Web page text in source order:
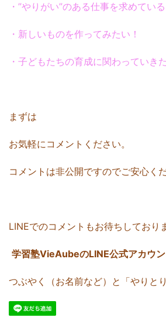
・”やりがい”のある仕事を求めている
・新しいものを作ってみたい！
・子どもたちの育成に関わっていき
まずは
お気軽にコメントください。
コメントは非公開ですのでご安心くだ
LINEでのコメントもお待ちしており
学習塾VieAubeのLINE公式アカウン
つぶやく（お名前など）と「やりと